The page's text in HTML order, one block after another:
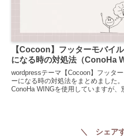
【Cocoon】フッターモバイ
になる時の対処法（ConoHa
wordpressテーマ【Cocoon】フッタ
ーになる時の対処法をまとめました
ConoHa WINGを使用していますが
＼ シェア